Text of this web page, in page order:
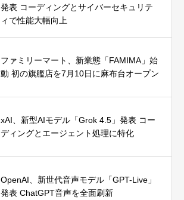
発表 コーディングとサイバーセキュリテ
ィで性能大幅向上
ファミリーマート、新業態「FAMIMA」始
動 初の旗艦店を7月10日に麻布台オープン
xAI、新型AIモデル「Grok 4.5」発表 コー
ディングとエージェント処理に特化
OpenAI、新世代音声モデル「GPT-Live」
発表 ChatGPT音声を全面刷新